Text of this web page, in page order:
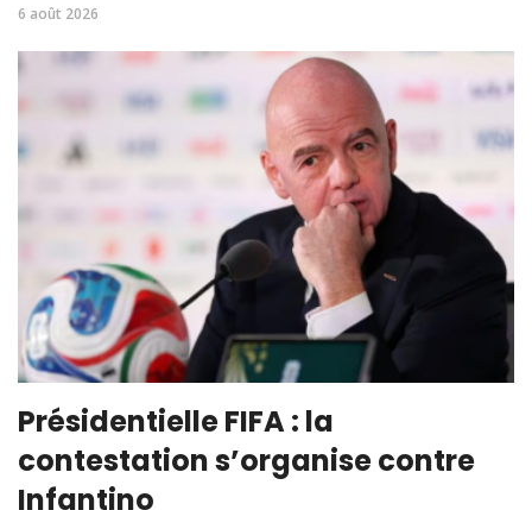
6 août 2026
Présidentielle FIFA : la
contestation s’organise contre
Infantino